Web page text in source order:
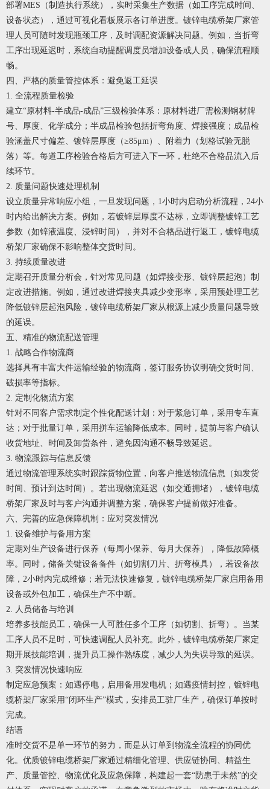
部署MES（制造执行系统），实时采集生产数据（如工序完成时间、
设备状态），通过可视化看板展示各订单进度。 镀锌电缆桥架厂家管
理人员可随时发现瓶颈工序，及时调配资源解决问题。例如，当折弯
工序出现延迟时，系统自动提醒调度员增加设备或人员，确保流程顺
畅。
四、严格的质量管控体系：避免返工延误
1. 全流程质量检验
建立“原材料-半成品-成品”三级检验体系：原材料进厂需检测钢材牌
号、厚度、化学成分；半成品检验包括折弯角度、焊接强度；成品检
验涵盖尺寸偏差、镀锌层厚度（≥85μm）、附着力（划格试验无脱
落）等。每道工序检验合格后方可进入下一环，杜绝不合格品流入后
续环节。
2. 质量问题快速处理机制
设立质量异常响应小组，一旦发现问题，1小时内启动分析流程，24小
时内给出解决方案。例如，若镀锌层厚度不达标，立即调整镀锌工艺
参数（如锌液温度、浸锌时间），并对不合格品进行返工， 镀锌电缆
桥架厂家确保不影响整体交货时间。
3. 持续质量改进
定期召开质量分析会，针对常见问题（如焊接变形、镀锌层起泡）制
定改进措施。例如，通过改进焊接夹具减少变形率，采用预处理工艺
降低镀锌层起泡风险， 镀锌电缆桥架厂家从根源上减少质量问题导致
的延误。
五、精准的物流配送管理
1. 战略合作物流商
选择具有丰富大件运输经验的物流商，签订服务协议明确交货时间、
破损率等指标。
2. 定制化物流方案
针对不同客户需求制定个性化配送计划：对于紧急订单，采用专车直
达；对于批量订单，采用拼车运输降低成本。同时，提前与客户确认
收货地址、时间及卸货条件，避免因沟通不畅导致延迟。
3. 物流跟踪与信息反馈
通过物流管理系统实时跟踪货物位置，向客户推送物流信息（如发货
时间、预计到达时间）。若出现物流延迟（如交通拥堵）， 镀锌电缆
桥架厂家及时与客户沟通并调整方案，确保客户提前做好准备。
六、完善的应急保障机制：应对突发情况
1. 设备维护与备用方案
定期对生产设备进行保养（每周小保养、每月大保养），降低故障概
率。同时，储备关键设备备件（如切割刀片、折弯模具），若设备故
障，2小时内完成维修；若无法快速修复， 镀锌电缆桥架厂家 启用备用
设备或外包加工，确保生产不中断。
2. 人员储备与培训
培养多技能员工，确保一人可胜任多个工序（如切割、折弯）。当某
工序人员不足时，可快速调配人员补充。此外， 镀锌电缆桥架厂家定
期开展技能培训，提升员工操作熟练度，减少人为失误导致的延误。
3. 突发情况快速响应
制定应急预案：如遇停电，启用备用发电机；如遇疫情封控， 镀锌电
缆桥架厂家采用“闭环生产”模式，安排员工驻厂生产，确保订单按时
完成。
结语
准时交货不是单一环节的努力，而是从订单到物流全流程的协同优
化。优质镀锌电缆桥架厂家通过精细化管理、供应链协同、精益生
产、质量管控、物流优化及应急保障，构建起一套“防患于未然”的交